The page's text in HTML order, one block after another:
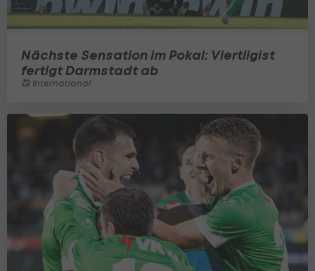
Nächste Sensation im Pokal: Viertligist
fertigt Darmstadt ab
International